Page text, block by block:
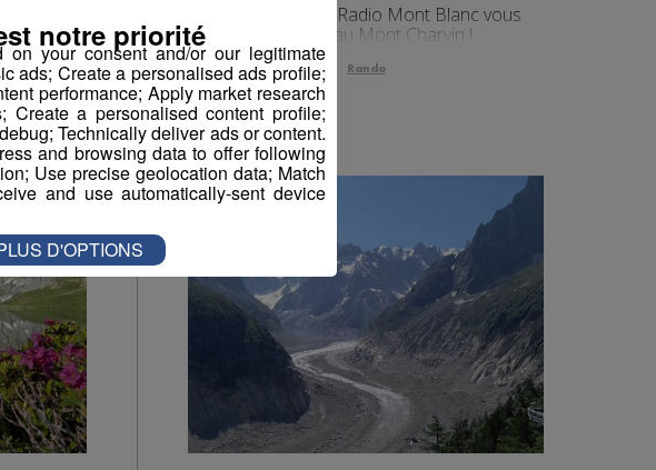
!
L’idée rando de Radio Mont Blanc vous
emmène au Mont Charvin !
Rando
your consent and/or our legitimate
ads; Create a personalised ads profile;
performance; Apply market research
Create a personalised content profile;
Technically deliver ads or content.
and browsing data to offer following
Use precise geolocation data; Match
and use automatically-sent device
notre priorité
D'OPTIONS